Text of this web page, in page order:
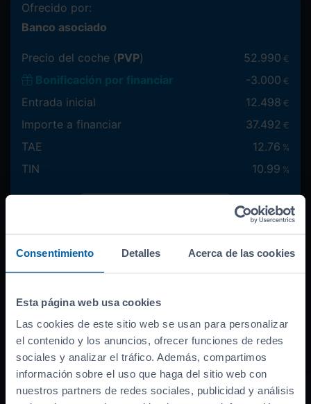
Consentimiento Detalles Acerca de las cookies
Esta página web usa cookies
Las cookies de este sitio web se usan para personalizar
el contenido y los anuncios, ofrecer funciones de redes
sociales y analizar el tráfico. Además, compartimos
información sobre el uso que haga del sitio web con
nuestros partners de redes sociales, publicidad y análisis
37.492 €
Entrada inicial
Máxima:12.498 €
Duración
Ofrecido por:
Banco asociado
Precio del coche (PVP) 52.990 €
Bonificación por financiar -3.000 €
Entrada inicial 12.498 €
Importe a financiar 37.492 €
TAE 12.76 %
TIN 10.99 %